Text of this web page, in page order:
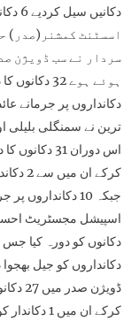
دکانیں سیل کردیے 6 دکانداروں پر جرمانے عائد کردیے۔
اسسٹنٹ کمشنر(صدر)
سردار نے سب ڈویژن
دکانداروں پر جرمانے
ترین نے سمنگلی بلیلی
جبکہ 10 دکانداروں پر جرمانے عائد کردیے۔
دکانداروں کو جیل
کرکے ان میں 1 دکاندار کو جیل بھجوا دیا۔